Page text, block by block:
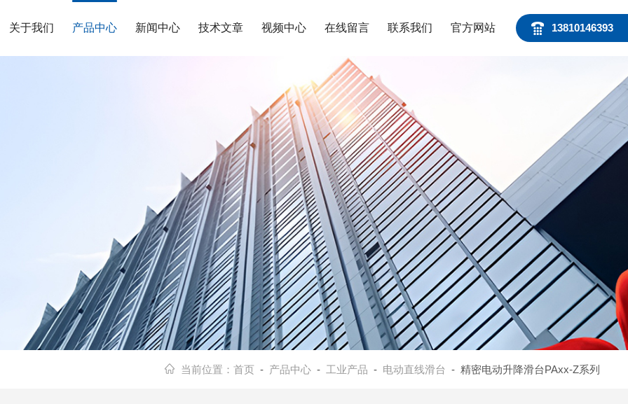
13810146393
关于我们 产品中心 新闻中心 技术文章 视频中心 在线留言 联系我们 官方网站
当前位置： 首页 - 产品中心- 工业产品 - 电动直线滑台 - 精密电动升降滑台PAxx-Z系列